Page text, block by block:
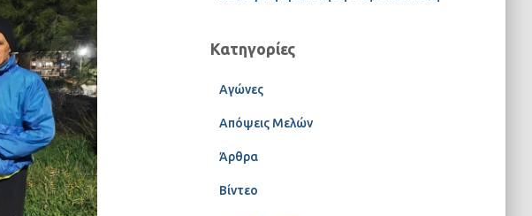
Κατηγορίες
Αγώνες
Απόψεις Μελών
Άρθρα
Βίντεο